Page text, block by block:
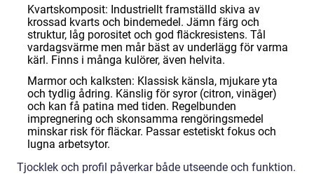
Kvartskomposit: Industriellt framställd skiva av
krossad kvarts och bindemedel. Jämn färg och
struktur, låg porositet och god fläckresistens. Tål
vardagsvärme men mår bäst av underlägg för varma
kärl. Finns i många kulörer, även helvita.
Marmor och kalksten: Klassisk känsla, mjukare yta
och tydlig ådring. Känslig för syror (citron, vinäger)
och kan få patina med tiden. Regelbunden
impregnering och skonsamma rengöringsmedel
minskar risk för fläckar. Passar estetiskt fokus och
lugna arbetsytor.
Tjocklek och profil påverkar både utseende och funktion.